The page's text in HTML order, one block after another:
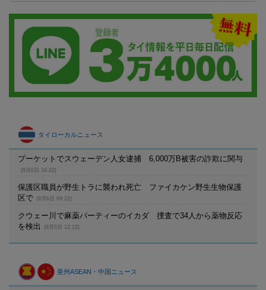
タイローカルニュース
プーケットでスウェーデン人女逮捕 6,000万B被害の詐欺に関与
(8月6日 16:22)
保護区職員が野生トラに襲われ死亡 ファイカケン野生生物保護
区で
(8月6日 09:22)
クウェー川で麻薬パーティーのイカダ 捜査で34人から薬物反応
を検出
(8月5日 12:12)
亜州ASEAN・中国ニュース